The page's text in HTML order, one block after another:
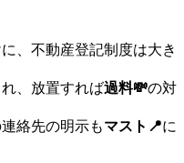
、不動産登記制度は大き
れ、放置すれば過料💸の対
絡先の明示もマスト📍に